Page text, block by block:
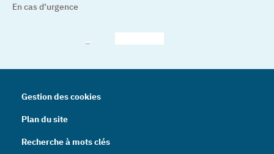
En cas d’urgence
Gestion des cookies
Plan du site
Recherche à mots clés